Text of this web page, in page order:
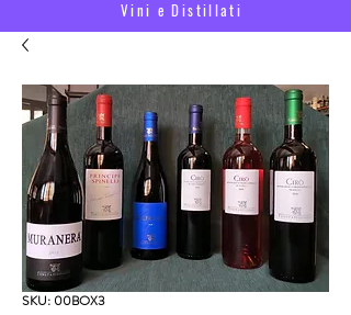
Vini e Distillati
SKU: 00BOX3